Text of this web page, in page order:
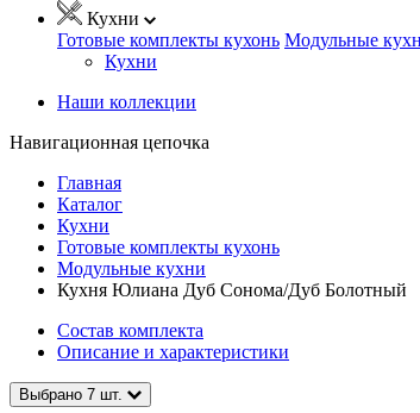
Кухни
Готовые комплекты кухонь Модульные
Кухни
Наши коллекции
Навигационная цепочка
Главная
Каталог
Кухни
Готовые комплекты кухонь
Модульные кухни
Кухня Юлиана Дуб Сонома/Дуб Болотный
Состав комплекта
Описание и характеристики
Выбрано 7 шт.